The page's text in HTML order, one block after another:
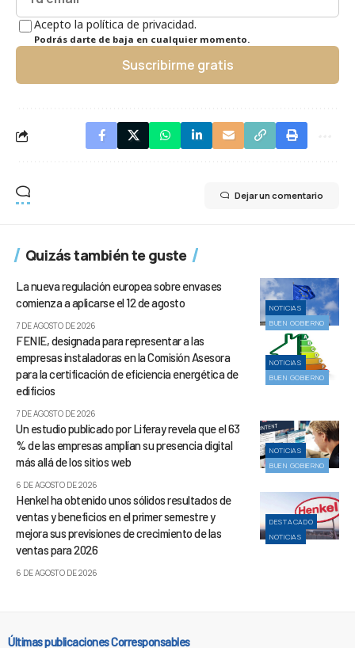
Acepto la política de privacidad.
Podrás darte de baja en cualquier momento.
Suscribirme gratis
Dejar un comentario
Quizás también te guste
NOTICIAS
BUEN GOBIERNO
La nueva regulación europea sobre envases
comienza a aplicarse el 12 de agosto
7 DE AGOSTO DE 2026
NOTICIAS
BUEN GOBIERNO
FENIE, designada para representar a las
empresas instaladoras en la Comisión Asesora
para la certificación de eficiencia energética de
edificios
7 DE AGOSTO DE 2026
NOTICIAS
BUEN GOBIERNO
Un estudio publicado por Liferay revela que el 63
% de las empresas amplían su presencia digital
más allá de los sitios web
6 DE AGOSTO DE 2026
DESTACADO
NOTICIAS
Henkel ha obtenido unos sólidos resultados de
ventas y beneficios en el primer semestre y
mejora sus previsiones de crecimiento de las
ventas para 2026
6 DE AGOSTO DE 2026
Últimas publicaciones Corresponsables